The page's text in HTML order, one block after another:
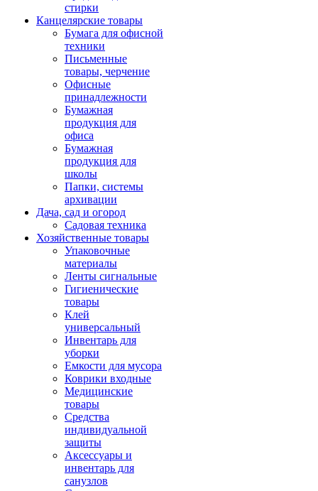
стирки
Канцелярские товары
Бумага для офисной
техники
Письменные
товары, черчение
Офисные
принадлежности
Бумажная
продукция для
офиса
Бумажная
продукция для
школы
Папки, системы
архивации
Дача, сад и огород
Садовая техника
Хозяйственные товары
Упаковочные
материалы
Ленты сигнальные
Гигиенические
товары
Клей
универсальный
Инвентарь для
уборки
Емкости для мусора
Коврики входные
Медицинские
товары
Средства
индивидуальной
защиты
Аксессуары и
инвентарь для
санузлов